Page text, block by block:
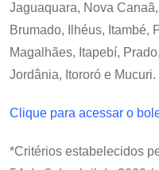
Jaguaquara, Nova
Brumado, Ilhéus, Itambé,
Magalhães, Itapebí,
Jordânia, Itororó e Mucuri.
Clique para acessar o
*Critérios estabelecidos